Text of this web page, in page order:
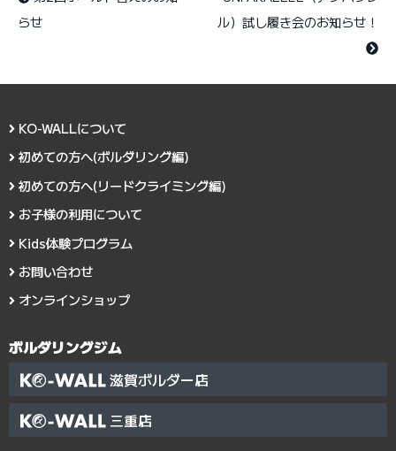
らせ
ル）試し履き会のお知らせ！
KO-WALLについて
初めての方へ(ボルダリング編)
初めての方へ(リードクライミング編)
お子様の利用について
Kids体験プログラム
お問い合わせ
オンラインショップ
ボルダリングジム
滋賀ボルダー店
三重店